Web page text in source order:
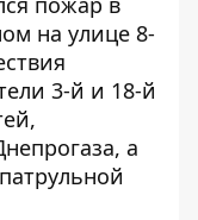
на улице 8-
3-й и 18-й
а